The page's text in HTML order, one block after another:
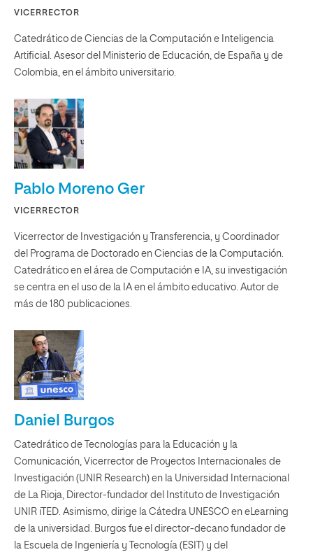
VICERRECTOR
Catedrático de Ciencias de la Computación e Inteligencia
Artificial. Asesor del Ministerio de Educación, de España y de
Colombia, en el ámbito universitario.
Pablo Moreno Ger
VICERRECTOR
Vicerrector de Investigación y Transferencia, y Coordinador
del Programa de Doctorado en Ciencias de la Computación.
Catedrático en el área de Computación e IA, su investigación
se centra en el uso de la IA en el ámbito educativo. Autor de
más de 180 publicaciones.
Daniel Burgos
Catedrático de Tecnologías para la Educación y la
Comunicación, Vicerrector de Proyectos Internacionales de
Investigación (UNIR Research) en la Universidad Internacional
de La Rioja, Director-fundador del Instituto de Investigación
UNIR iTED. Asimismo, dirige la Cátedra UNESCO en eLearning
de la universidad. Burgos fue el director-decano fundador de
la Escuela de Ingeniería y Tecnología (ESIT) y del